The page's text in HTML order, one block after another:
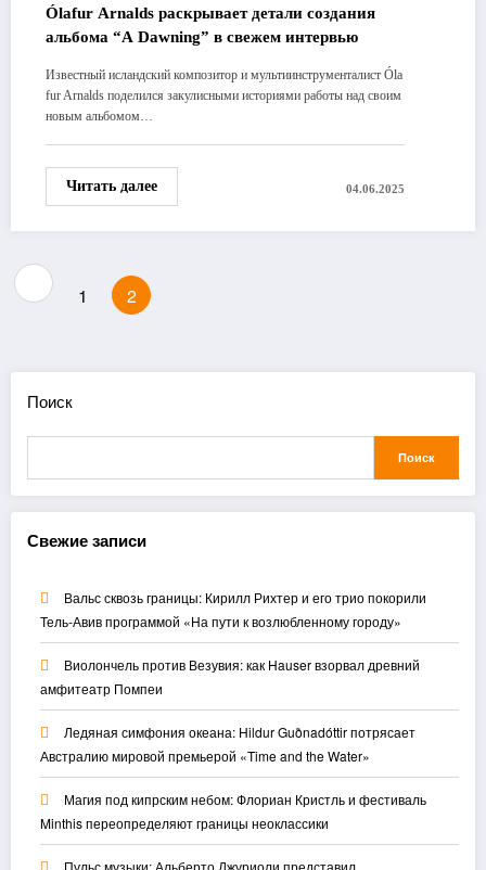
Ólafur Arnalds раскрывает детали создания
альбома “A Dawning” в свежем интервью
Известный исландский композитор и мультиинструменталист Óla
fur Arnalds поделился закулисными историями работы над своим
новым альбомом…
Читать далее 04.06.2025
Пагинация
1 2
Поиск
Поиск
Свежие записи
Вальс сквозь границы: Кирилл Рихтер и его трио покорили
Тель-Авив программой «На пути к возлюбленному городу»
Виолончель против Везувия: как Hauser взорвал древний
амфитеатр Помпеи
Ледяная симфония океана: Hildur Guðnadóttir потрясает
Австралию мировой премьерой «Time and the Water»
Магия под кипрским небом: Флориан Кристль и фестиваль
Minthis переопределяют границы неоклассики
Пульс музыки: Альберто Джуриоли представил